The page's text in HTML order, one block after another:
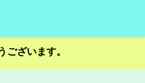
ざいます。